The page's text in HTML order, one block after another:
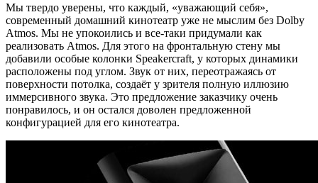
Мы твердо уверены, что каждый, «уважающий себя»,
современный домашний кинотеатр уже не мыслим без Dolby
Atmos. Мы не упокоились и все-таки придумали как
реализовать Atmos. Для этого на фронтальную стену мы
добавили особые колонки Speakercraft, у которых динамики
расположены под углом. Звук от них, переотражаясь от
поверхности потолка, создаёт у зрителя полную иллюзию
иммерсивного звука. Это предложение заказчику очень
понравилось, и он остался доволен предложенной
конфигурацией для его кинотеатра.